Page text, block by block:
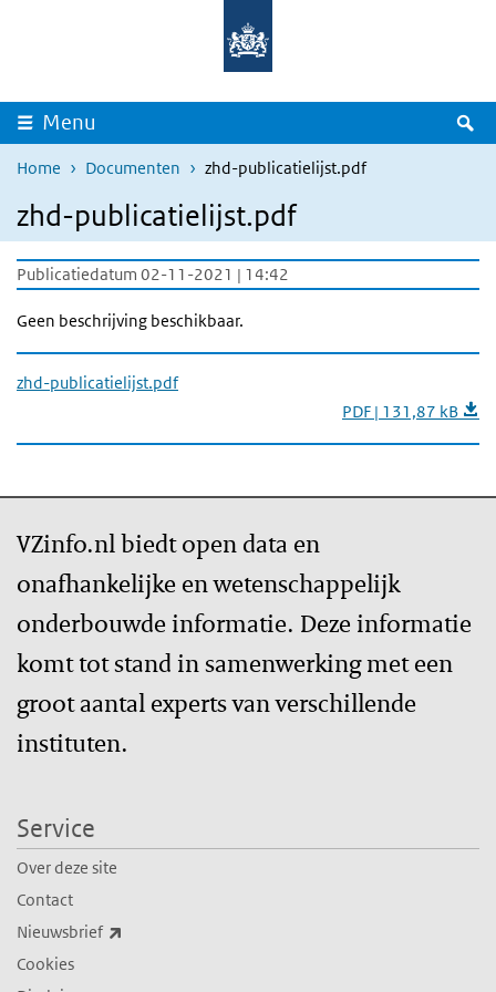
Overslaan en naar de inhoud gaan
Menu
Home Documenten zhd-publicatielijst.pdf
zhd-publicatielijst.pdf
Publicatiedatum 02-11-2021 | 14:42
Geen beschrijving beschikbaar.
zhd-publicatielijst.pdf
PDF | 131,87 kB
VZinfo.nl biedt open data en
onafhankelijke en wetenschappelijk
onderbouwde informatie. Deze informatie
komt tot stand in samenwerking met een
groot aantal experts van verschillende
instituten.
Service
Over deze site
Contact
Nieuwsbrief
Cookies